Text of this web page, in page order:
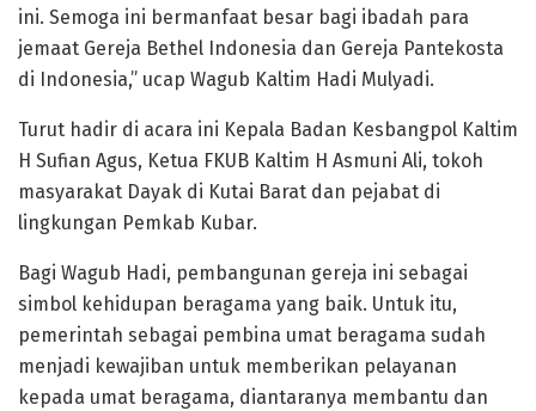
ini. Semoga ini bermanfaat besar bagi ibadah para
jemaat Gereja Bethel Indonesia dan Gereja Pantekosta
di Indonesia,” ucap Wagub Kaltim Hadi Mulyadi.
Turut hadir di acara ini Kepala Badan Kesbangpol Kaltim
H Sufian Agus, Ketua FKUB Kaltim H Asmuni Ali, tokoh
masyarakat Dayak di Kutai Barat dan pejabat di
lingkungan Pemkab Kubar.
Bagi Wagub Hadi, pembangunan gereja ini sebagai
simbol kehidupan beragama yang baik. Untuk itu,
pemerintah sebagai pembina umat beragama sudah
menjadi kewajiban untuk memberikan pelayanan
kepada umat beragama, diantaranya membantu dan